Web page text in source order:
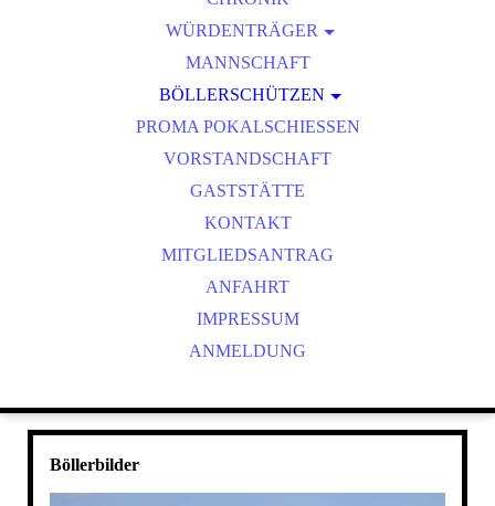
WÜRDENTRÄGER
SCHÜTZENKÖNIGE
VEREINSMEISTER
MANNSCHAFT
BÖLLERSCHÜTZEN
OKTOBERFEST & BÖLLERSCHIESSEN
BILDER HUBERTUSMESSE
VIDEO NEUJAHRSBÖLLERN
BILDER BÖLLER
PROMA POKALSCHIESSEN
VORSTANDSCHAFT
GASTSTÄTTE
KONTAKT
MITGLIEDSANTRAG
ANFAHRT
IMPRESSUM
ANMELDUNG
Böllerbilder